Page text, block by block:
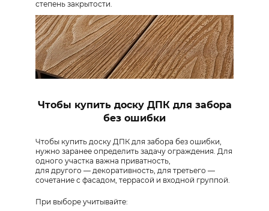
степень закрытости.
Чтобы купить доску ДПК для забора
без ошибки
Чтобы купить доску ДПК для забора без ошибки,
нужно заранее определить задачу ограждения. Для
одного участка важна приватность,
для другого — декоративность, для третьего —
сочетание с фасадом, террасой и входной группой.
При выборе учитывайте: